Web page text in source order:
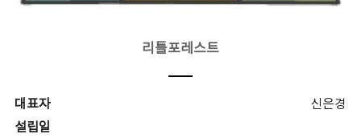
리틀포레스트
대표자
신은경
설립일